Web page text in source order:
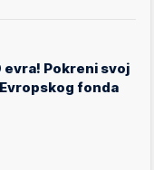
Pokreni svoj
fonda